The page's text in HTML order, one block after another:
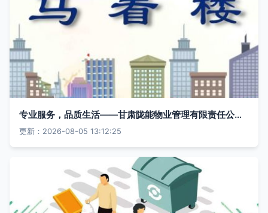
专业服务，品质生活——甘肃陇能物业管理有限责任公司物业管理实践
更新：2026-08-05 13:12:25